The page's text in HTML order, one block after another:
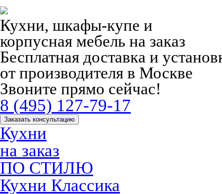
Кухни, шкафы-купе и
корпусная мебель на заказ
Бесплатная доставка и
от производителя в Москве
Звоните прямо сейчас!
8 (495) 127-79-17
Заказать консультацию
Кухни
на заказ
ПО СТИЛЮ
Кухни Классика